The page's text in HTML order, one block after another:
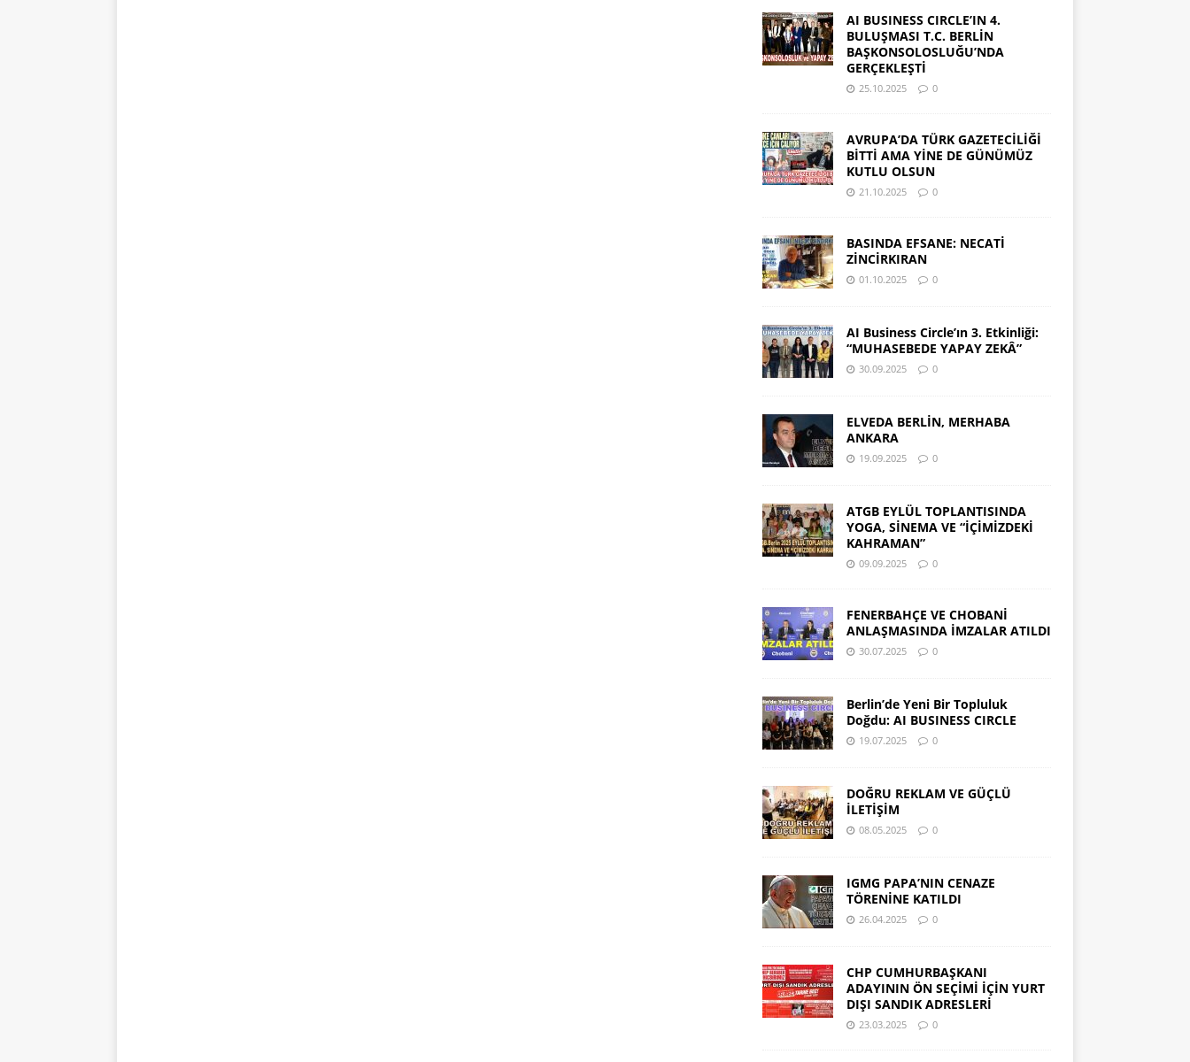
AI BUSINESS CIRCLE’IN 4.
BULUŞMASI T.C. BERLİN
BAŞKONSOLOSLUĞU’NDA
GERÇEKLEŞTİ
25.10.2025 0
AVRUPA’DA TÜRK GAZETECİLİĞİ
BİTTİ AMA YİNE DE GÜNÜMÜZ
KUTLU OLSUN
21.10.2025 0
BASINDA EFSANE: NECATİ
ZİNCİRKIRAN
01.10.2025 0
AI Business Circle’ın 3. Etkinliği:
“MUHASEBEDE YAPAY ZEKÂ”
30.09.2025 0
ELVEDA BERLİN, MERHABA
ANKARA
19.09.2025 0
ATGB EYLÜL TOPLANTISINDA
YOGA, SİNEMA VE “İÇİMİZDEKİ
KAHRAMAN”
09.09.2025 0
FENERBAHÇE VE CHOBANİ
ANLAŞMASINDA İMZALAR ATILDI
30.07.2025 0
Berlin’de Yeni Bir Topluluk
Doğdu: AI BUSINESS CIRCLE
19.07.2025 0
DOĞRU REKLAM VE GÜÇLÜ
İLETİŞİM
08.05.2025 0
IGMG PAPA’NIN CENAZE
TÖRENİNE KATILDI
26.04.2025 0
CHP CUMHURBAŞKANI
ADAYININ ÖN SEÇİMİ İÇİN YURT
DIŞI SANDIK ADRESLERİ
23.03.2025 0